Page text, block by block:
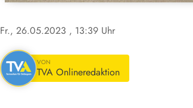
Fr., 26.05.2023 , 13:39 Uhr
VON
TVA Onlineredaktion